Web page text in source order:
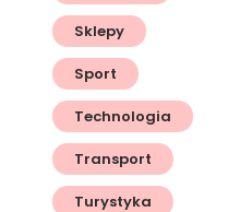
Sklepy
Sport
Technologia
Transport
Turystyka